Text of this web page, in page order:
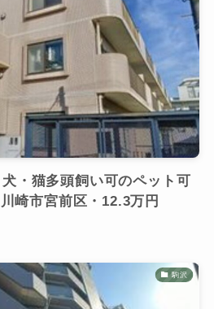
犬・猫多頭飼い可のペット可
崎市宮前区・12.3万円
駒沢